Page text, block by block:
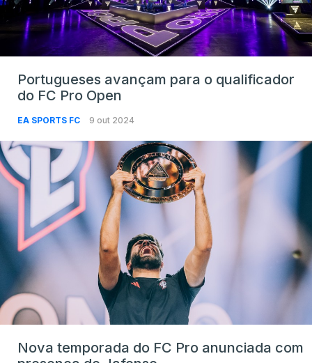
Portugueses avançam para o qualificador
do FC Pro Open
EA SPORTS FC 9 out 2024
Nova temporada do FC Pro anunciada com